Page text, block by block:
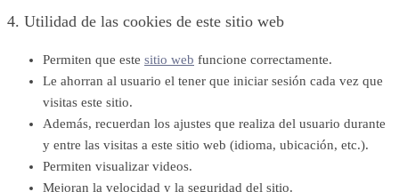
4. Utilidad de las cookies de este sitio web
Permiten que este sitio web funcione correctamente.
Le ahorran al usuario el tener que iniciar sesión cada vez que
visitas este sitio.
Además, recuerdan los ajustes que realiza del usuario durante
y entre las visitas a este sitio web (idioma, ubicación, etc.).
Permiten visualizar videos.
Mejoran la velocidad y la seguridad del sitio.